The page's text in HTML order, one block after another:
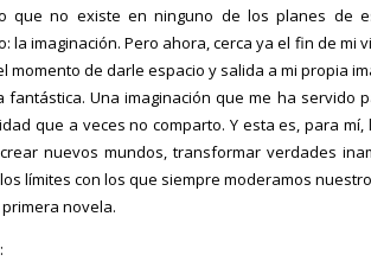
que no existe en ninguno de los planes de
la imaginación. Pero ahora, cerca ya el fin de mi
momento de darle espacio y salida a mi propia
fantástica. Una imaginación que me ha servido
que a veces no comparto. Y esta es, para
nuevos mundos, transformar verdades
límites con los que siempre moderamos
novela.